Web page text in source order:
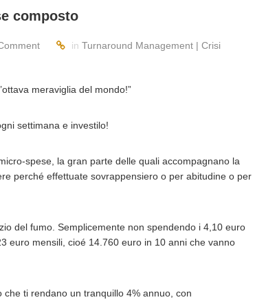
composto
in Turnaround Management | Crisi
meraviglia del mondo!”
settimana e investilo!
spese, la gran parte delle quali accompagnano la
perché effettuate sovrappensiero o per abitudine o per
del fumo. Semplicemente non spendendo i 4,10 euro
euro mensili, cioé 14.760 euro in 10 anni che vanno
ti rendano un tranquillo 4% annuo, con